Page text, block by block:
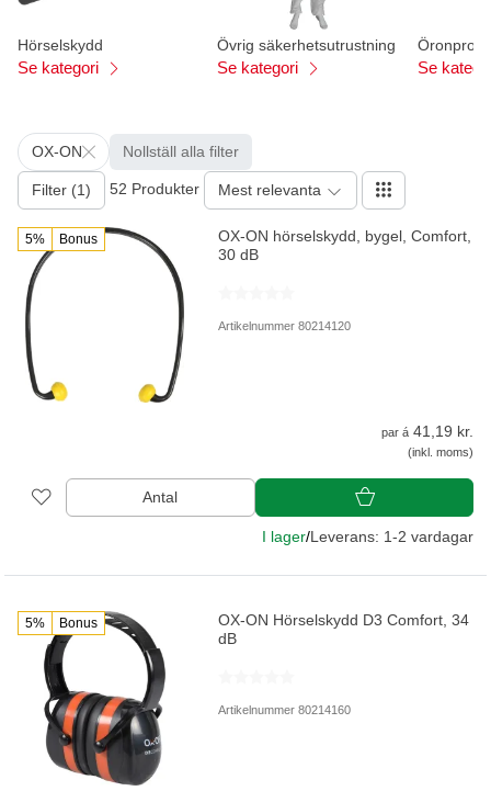
Hörselskydd
Se kategori
Övrig säkerhetsutrustning
Se kategori Se
OX-ON Nollställ alla filter
Filter (1) 52 Produkter Mest relevanta
5% Bonus
OX-ON hörselskydd, bygel, Comfort,
30 dB
Artikelnummer 80214120
par á 41,19 kr.
(inkl. moms)
Antal
I lager/Leverans: 1-2 vardagar
5% Bonus
OX-ON Hörselskydd D3 Comfort, 34
dB
Artikelnummer 80214160